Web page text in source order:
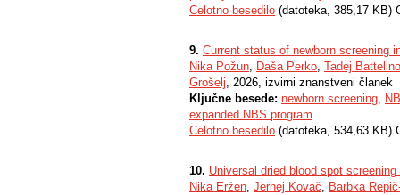
Celotno besedilo (datoteka, 385,17 KB)
9. Current status of newborn screening
Nika Požun, Daša Perko, Tadej Battelino
Grošelj, 2026, izvirni znanstveni članek
Ključne besede: newborn screening,
expanded NBS program
Celotno besedilo (datoteka, 534,63 KB)
10. Universal dried blood spot
Nika Eržen, Jernej Kovač, Barbka